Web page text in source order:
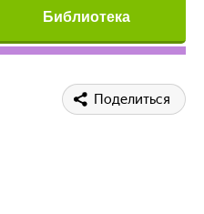
Библиотека
Поделиться